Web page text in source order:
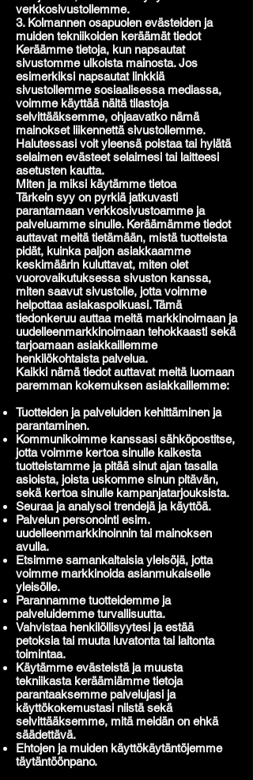
verkkosivustollemme.
3. Kolmannen osapuolen evästeiden ja
muiden tekniikoiden keräämät tiedot
Keräämme tietoja, kun napsautat
sivustomme ulkoista mainosta. Jos
esimerkiksi napsautat linkkiä
sivustollemme sosiaalisessa mediassa,
voimme käyttää näitä tilastoja
selvittääksemme, ohjaavatko nämä
mainokset liikennettä sivustollemme.
Halutessasi voit yleensä poistaa tai hylätä
selaimen evästeet selaimesi tai laitteesi
asetusten kautta.
Miten ja miksi käytämme tietoa
Tärkein syy on pyrkiä jatkuvasti
parantamaan verkkosivustoamme ja
palveluamme sinulle. Keräämämme tiedot
auttavat meitä tietämään, mistä tuotteista
pidät, kuinka paljon asiakkaamme
keskimäärin kuluttavat, miten olet
vuorovaikutuksessa sivuston kanssa,
miten saavut sivustolle, jotta voimme
helpottaa asiakaspolkuasi. Tämä
tiedonkeruu auttaa meitä markkinoimaan ja
uudelleenmarkkinoimaan tehokkaasti sekä
tarjoamaan asiakkaillemme
henkilökohtaista palvelua.
Kaikki nämä tiedot auttavat meitä luomaan
paremman kokemuksen asiakkaillemme:
Tuotteiden ja palveluiden kehittäminen ja
parantaminen.
Kommunikoimme kanssasi sähköpostitse,
jotta voimme kertoa sinulle kaikesta
tuotteistamme ja pitää sinut ajan tasalla
asioista, joista uskomme sinun pitävän,
sekä kertoa sinulle kampanjatarjouksista.
Seuraa ja analysoi trendejä ja käyttöä.
Palvelun personointi esim.
uudelleenmarkkinoinnin tai mainoksen
avulla.
Etsimme samankaltaisia yleisöjä, jotta
voimme markkinoida asianmukaiselle
yleisölle.
Parannamme tuotteidemme ja
palveluidemme turvallisuutta.
Vahvistaa henkilöllisyytesi ja estää
petoksia tai muuta luvatonta tai laitonta
toimintaa.
Käytämme evästeistä ja muusta
tekniikasta keräämiämme tietoja
parantaaksemme palvelujasi ja
käyttökokemustasi niistä sekä
selvittääksemme, mitä meidän on ehkä
säädettävä.
Ehtojen ja muiden käyttökäytäntöjemme
täytäntöönpano.